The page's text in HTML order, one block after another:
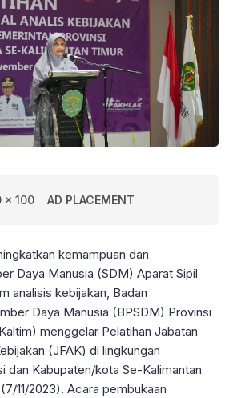
x 100 AD PLACEMENT
kemampuan dan
Daya Manusia (SDM) Aparat Sipil
analisis kebijakan, Badan
Daya Manusia (BPSDM) Provinsi
menggelar Pelatihan Jabatan
(JFAK) di lingkungan
dan Kabupaten/kota Se-Kalimantan
11/2023). Acara pembukaan